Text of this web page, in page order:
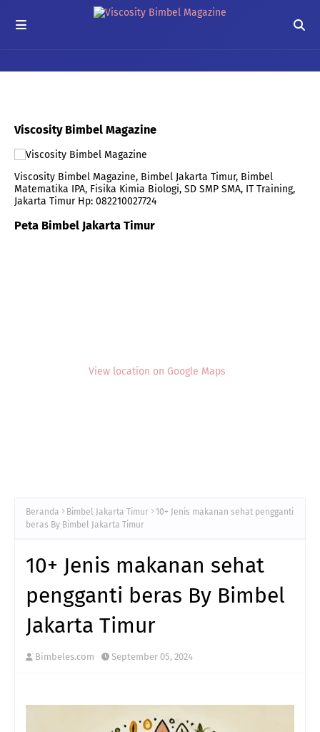
Viscosity Bimbel Magazine
Viscosity Bimbel Magazine, Bimbel Jakarta Timur, Bimbel
Matematika IPA, Fisika Kimia Biologi, SD SMP SMA, IT Training,
Jakarta Timur Hp: 082210027724
Peta Bimbel Jakarta Timur
View location on Google Maps
Beranda Bimbel Jakarta Timur
10+ Jenis makanan sehat pengganti
beras By Bimbel Jakarta Timur
10+ Jenis makanan sehat
pengganti beras By Bimbel
Jakarta Timur
Bimbeles.com September 05, 2024